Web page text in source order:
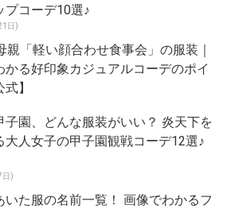
プコーデ10選♪
日)
親「軽い顔合わせ食事会」の服装｜
かる好印象カジュアルコーデのポイ
】
子園、どんな服装がいい？ 炎天下を
大人女子の甲子園観戦コーデ12選♪
日)
いた服の名前一覧！ 画像でわかるフ